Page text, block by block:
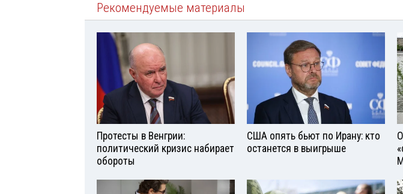
Рекомендуемые материалы
Протесты в Венгрии:
политический кризис набирает
обороты
США опять бьют по Ирану: кто
останется в выигрыше